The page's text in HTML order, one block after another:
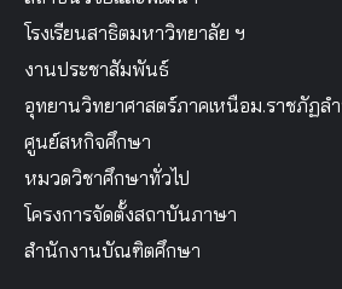
โรงเรียนสาธิตมหาวิทยาลัย ฯ
งานประชาสัมพันธ์
อุทยานวิทยาศาสตร์ภาคเหนือม.ราชภัฏล
ศูนย์สหกิจศึกษา
หมวดวิชาศึกษาทั่วไป
โครงการจัดตั้งสถาบันภาษา
สำนักงานบัณฑิตศึกษา